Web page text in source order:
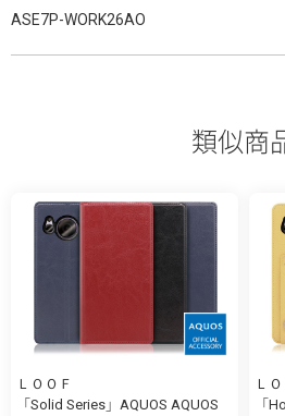
ASE7P-WORK26AO
類似商
ＬＯＯＦ
「Solid Series」AQUOS AQUOS
Ｌ
「